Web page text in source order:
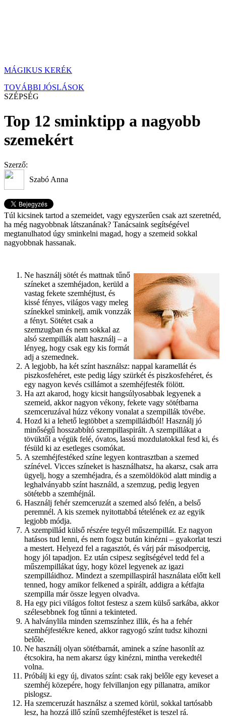
MÁGIKUS KERÉK
TOVÁBBI JÓSLÁSOK
SZÉPSÉG
Top 12 sminktipp a nagyobb
szemekért
Szerző:
Szabó Anna
Túl kicsinek tartod a szemeidet, vagy egyszerűen csak azt szeretnéd,
ha még nagyobbnak látszanának? Tanácsaink segítségével
megtanulhatod úgy sminkelni magad, hogy a szemeid sokkal
nagyobbnak hassanak.
Ne használj sötét és mattnak tűnő
színeket a szemhéjadon, kerüld a
vastag fekete szemhéjtust, és
kissé fényes, világos vagy meleg
színekkel sminkelj, amik vonzzák
a fényt. Sötétet csak a
szemzugban és nem sokkal az
alsó szempillák alatt használj – a
lényeg, hogy csak egy kis formát
adj a szemednek.
A legjobb, ha két színt használsz: nappal karamellát és
piszkosfehéret, este pedig lágy szürkét és piszkosfehéret, és
egy nagyon kevés csillámot a szemhéjfesték fölött.
Ha azt akarod, hogy kicsit hangsúlyosabbak legyenek a
szemeid, akkor nagyon vékony, fekete vagy sötétbarna
szemceruzával húzz vékony vonalat a szempillák tövébe.
Hozd ki a lehető legtöbbet a szempilláidból! Használj jó
minőségű hosszabbító szempillaspirált. A szempillákat a
tövüktől a végük felé, óvatos, lassú mozdulatokkal fesd ki, és
fésüld ki az esetleges csomókat.
A szemhéjfestéked színe legyen kontrasztban a szemed
színével. Vicces színeket is használhatsz, ha akarsz, csak arra
ügyelj, hogy a szemhéjadra, és a szemöldököd alatt mindig a
leghalványabb színt használd, a szemzug, pedig legyen
sötétebb a szemhéjnál.
Használj fehér szemceruzát a szemed alsó felén, a belső
peremnél. A kis szemek nyitottabbá tételének ez az egyik
legjobb módja.
A szempillád külső részére tegyél műszempillát. Ez nagyon
hatásos tud lenni, és nem fogsz bután kinézni – gyakorlat teszi
a mestert. Helyezd fel a ragasztót, és várj pár másodpercig,
hogy jól tapadjon. Ez után csipesz segítségével tedd fel a
műszempillákat úgy, hogy közel legyenek az igazi
szempilláidhoz. Mindezt a szempillaspirál használata előtt kell
tenned, hogy amikor felkened a spirált, addigra a kétfajta
szempilla már össze legyen olvadva.
Ha egy pici világos foltot festesz a szem külső sarkába, akkor
szélesebbnek fog tűnni a tekinteted.
A halványlila minden szemszínhez illik, és ha a fehér
szemhéjfestékre kened, akkor ragyogó színt tudsz kihozni
belőle.
Ne használj olyan sötétbarnát, aminek a színe hasonlít az
étcsokira, ha nem akarsz úgy kinézni, mintha verekedtél
volna.
Próbálj ki egy új, divatos színt: csak rakj belőle egy keveset a
szemhéj közepére, hogy felvillanjon egy pillanatra, amikor
pislogsz.
Ha szemceruzát használsz a szemed körül, sokkal tartósabb
lesz, ha hozzá illő színű szemhéjfestéket is teszel rá.